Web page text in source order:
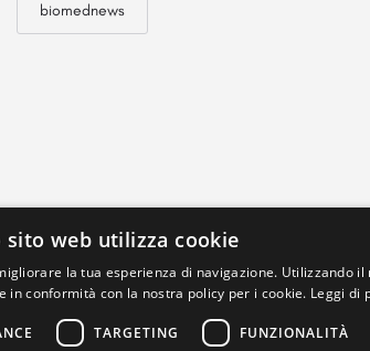
biomednews
sito web utilizza cookie
la tua esperienza di navigazione. Utilizzando il
in conformità con la nostra policy per i cookie. Leggi di
TARGETING FUNZIONALITÀ